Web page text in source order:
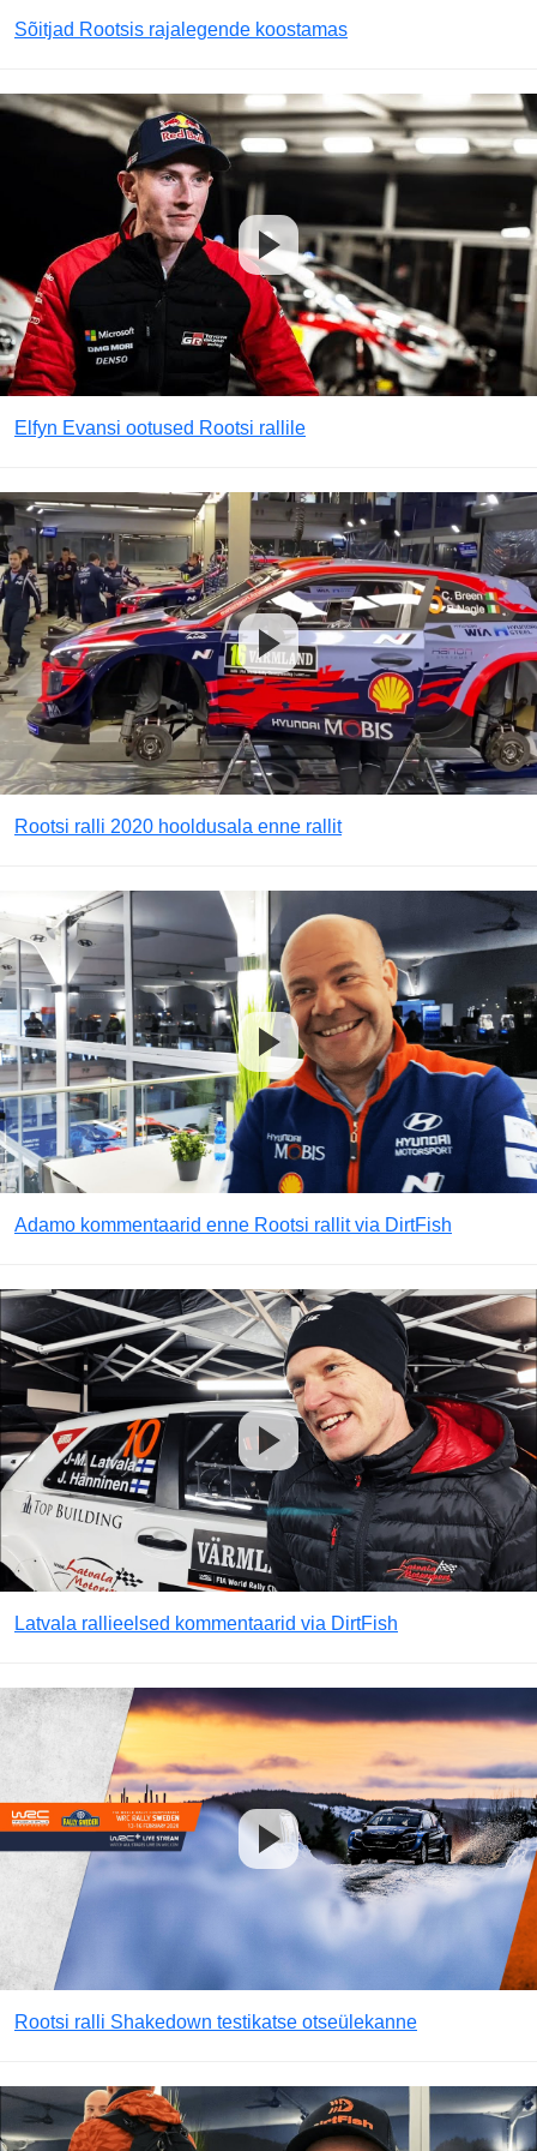
Sõitjad Rootsis rajalegende koostamas
Elfyn Evansi ootused Rootsi rallile
Rootsi ralli 2020 hooldusala enne rallit
Adamo kommentaarid enne Rootsi rallit via DirtFish
Latvala rallieelsed kommentaarid via DirtFish
Rootsi ralli Shakedown testikatse otseülekanne